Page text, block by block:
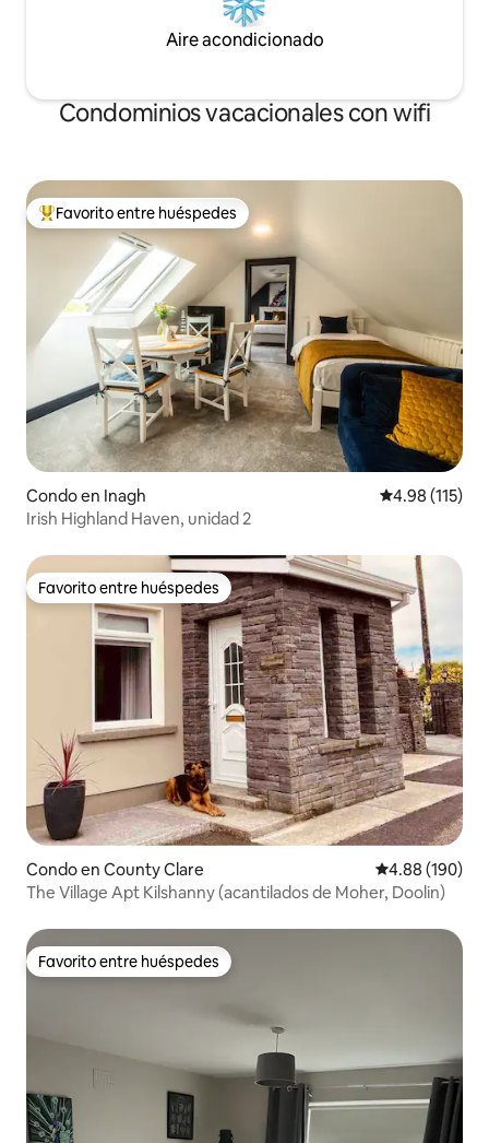
Aire acondicionado
Condominios vacacionales con wifi
Favorito entre huéspedes preferido
Favorito entre huéspedes
Condo en Inagh Calificación
4.98 (115)
Irish Highland Haven, unidad 2
Favorito entre huéspedes
Favorito entre huéspedes
Condo en County Clare Calificación
4.88 (190)
The Village Apt Kilshanny (acantilados de Moher, Doolin)
Favorito entre huéspedes
Favorito entre huéspedes